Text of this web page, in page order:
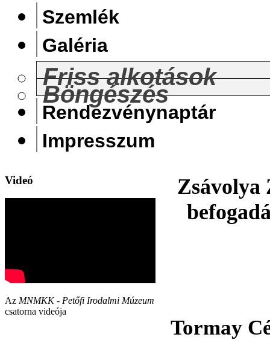
Szemlék
Galéria
Friss alkotások
Böngészés
Rendezvénynaptár
Impresszum
Videó
Az MNMKK - Petőfi Irodalmi Múzeum
csatorna videója
Zsávolya
Tormay